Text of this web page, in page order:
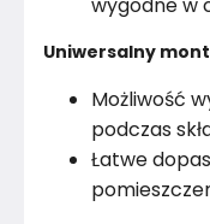
Uniwersalny
Możliwość
podczas
Łatwe